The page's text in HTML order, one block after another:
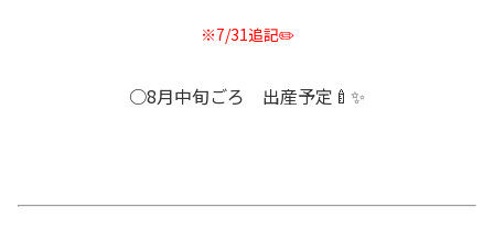
※7/31追記✏️
○8月中旬ごろ 出産予定🍼✨